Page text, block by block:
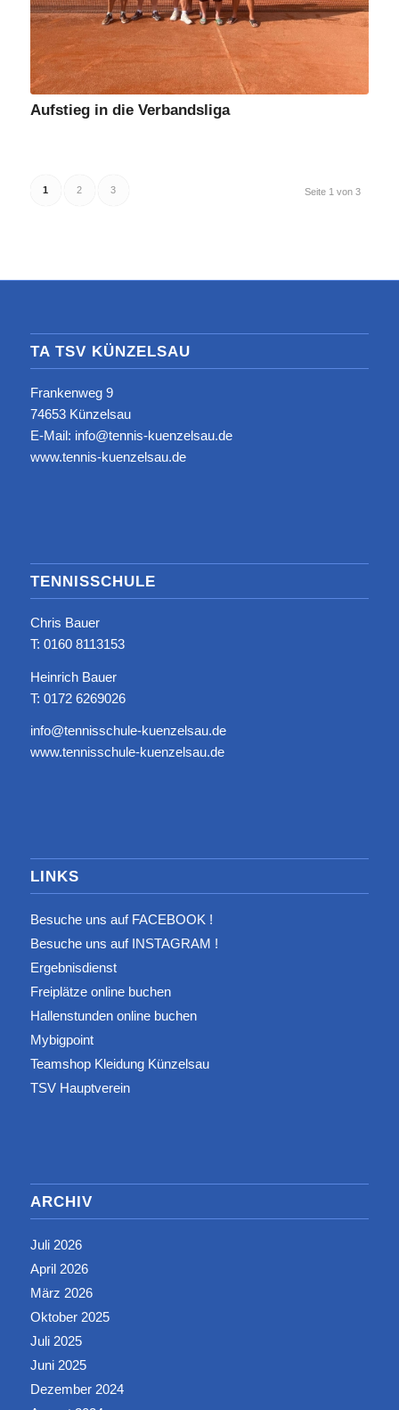
Aufstieg in die Verbandsliga
Seite 1 von 3
1 2 3
TA TSV KÜNZELSAU
Frankenweg 9
74653 Künzelsau
E-Mail: info@tennis-kuenzelsau.de
www.tennis-kuenzelsau.de
TENNISSCHULE
Chris Bauer
T: ‭0160 8113153‬
Heinrich Bauer
T: 0172 6269026
info@tennisschule-kuenzelsau.de
www.tennisschule-kuenzelsau.de
LINKS
Besuche uns auf FACEBOOK !
Besuche uns auf INSTAGRAM !
Ergebnisdienst
Freiplätze online buchen
Hallenstunden online buchen
Mybigpoint
Teamshop Kleidung Künzelsau
TSV Hauptverein
ARCHIV
Juli 2026
April 2026
März 2026
Oktober 2025
Juli 2025
Juni 2025
Dezember 2024